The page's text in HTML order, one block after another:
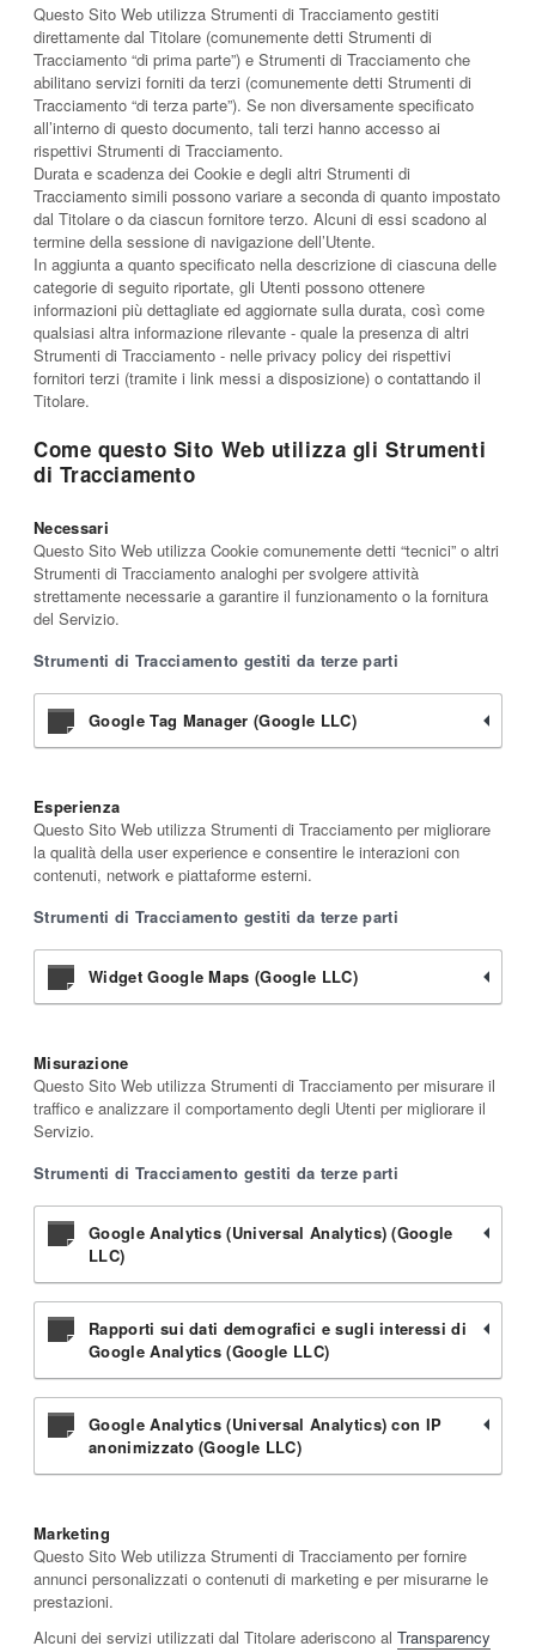
Questo Sito Web utilizza Strumenti di Tracciamento gestiti
direttamente dal Titolare (comunemente detti Strumenti di
Tracciamento “di prima parte”) e Strumenti di Tracciamento che
abilitano servizi forniti da terzi (comunemente detti Strumenti di
Tracciamento “di terza parte”). Se non diversamente specificato
all’interno di questo documento, tali terzi hanno accesso ai
rispettivi Strumenti di Tracciamento.
Durata e scadenza dei Cookie e degli altri Strumenti di
Tracciamento simili possono variare a seconda di quanto impostato
dal Titolare o da ciascun fornitore terzo. Alcuni di essi scadono al
termine della sessione di navigazione dell’Utente.
In aggiunta a quanto specificato nella descrizione di ciascuna delle
categorie di seguito riportate, gli Utenti possono ottenere
informazioni più dettagliate ed aggiornate sulla durata, così come
qualsiasi altra informazione rilevante - quale la presenza di altri
Strumenti di Tracciamento - nelle privacy policy dei rispettivi
fornitori terzi (tramite i link messi a disposizione) o contattando il
Titolare.
Come questo Sito Web utilizza gli Strumenti
di Tracciamento
Necessari
Questo Sito Web utilizza Cookie comunemente detti “tecnici” o altri
Strumenti di Tracciamento analoghi per svolgere attività
strettamente necessarie a garantire il funzionamento o la fornitura
del Servizio.
Strumenti di Tracciamento gestiti da terze parti
Google Tag Manager (Google LLC)
Esperienza
Questo Sito Web utilizza Strumenti di Tracciamento per migliorare
la qualità della user experience e consentire le interazioni con
contenuti, network e piattaforme esterni.
Strumenti di Tracciamento gestiti da terze parti
Widget Google Maps (Google LLC)
Misurazione
Questo Sito Web utilizza Strumenti di Tracciamento per misurare il
traffico e analizzare il comportamento degli Utenti per migliorare il
Servizio.
Strumenti di Tracciamento gestiti da terze parti
Google Analytics (Universal Analytics) (Google
LLC)
Rapporti sui dati demografici e sugli interessi di
Google Analytics (Google LLC)
Google Analytics (Universal Analytics) con IP
anonimizzato (Google LLC)
Marketing
Questo Sito Web utilizza Strumenti di Tracciamento per fornire
annunci personalizzati o contenuti di marketing e per misurarne le
prestazioni.
Alcuni dei servizi utilizzati dal Titolare aderiscono al Transparency